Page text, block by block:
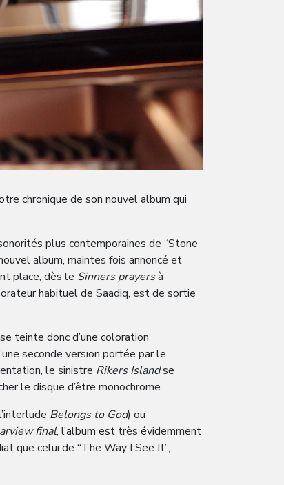
chronique de son nouvel album qui
plus contemporaines de “Stone
album, maintes fois annoncé et
place, dès le Sinners prayersà
habituel de Saadiq, est de sortie
teinte donc d’une coloration
seconde version portée par le
le sinistre Rikers Islandse
le disque d’être monochrome.
Belongs to God) ou
final, l’album est très évidemment
que celui de “The Way I See It”,